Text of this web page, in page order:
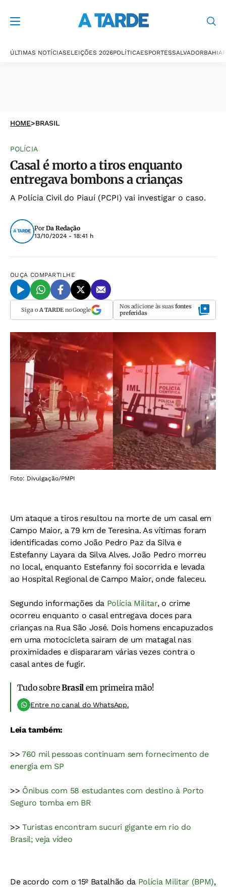
ÚLTIMAS NOTÍCIASELEIÇÕES 2026POLÍTICAESPORTESSALVADORBAHIA
HOME>BRASIL
POLÍCIA
Casal é morto a tiros enquanto
entregava bombons a crianças
A Polícia Civil do Piauí (PCPI) vai investigar o caso.
Por Da Redação
13/10/2024 - 18:41 h
OUÇA COMPARTILHE
Siga o A TARDEno Google Nos adicione às suas fontes
preferidas
Foto: Divulgação/PMPI
Um ataque a tiros resultou na morte de um casal em
Campo Maior, a 79 km de Teresina. As vítimas foram
identificadas como João Pedro Paz da Silva e
Estefanny Layara da Silva Alves. João Pedro morreu
no local, enquanto Estefanny foi socorrida e levada
ao Hospital Regional de Campo Maior, onde faleceu.
Segundo informações da Polícia Militar, o crime
ocorreu enquanto o casal entregava doces para
crianças na Rua São José. Dois homens encapuzados
em uma motocicleta sairam de um matagal nas
proximidades e dispararam várias vezes contra o
casal antes de fugir.
Tudo sobreBrasil em primeira mão!
Entre no canal do WhatsApp.
Leia também:
>>760 mil pessoas continuam sem fornecimento de
energia em SP
>> Ônibus com 58 estudantes com destino à Porto
Seguro tomba em BR
>>Turistas encontram sucuri gigante em rio do
Brasil; veja vídeo
De acordo com o 15º Batalhão da Polícia Militar (BPM),